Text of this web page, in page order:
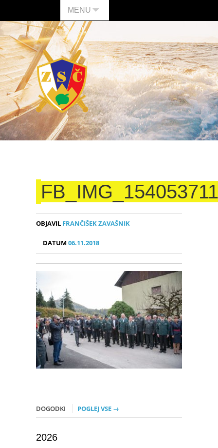
MENU
OBJAVIL FRANČIŠEK ZAVAŠNIK
DATUM06.11.2018
DOGODKI POGLEJ VSE →
2026